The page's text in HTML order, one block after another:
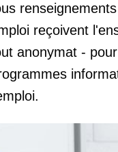
reçoivent
anonymat -